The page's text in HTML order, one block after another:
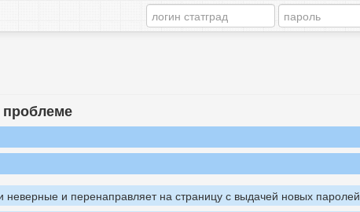
и перенаправляет на страницу с выдачей новых паролей